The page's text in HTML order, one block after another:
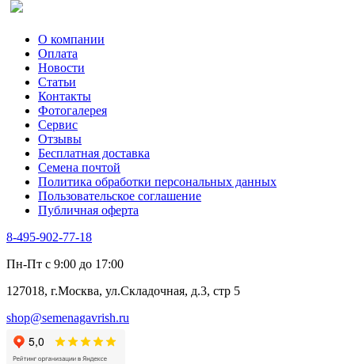
Тмин
Трава для чая
Туласи
Укроп
Фенхель пряный
Хризантема овощная
Цикорий пряный
Цикорий салатный (Витлуф)
Черемша
Шпинат
Щавель
Эндивий
Эстрагон
Алтей
Бессмертник
Валериана
Валерианелла
Гибискус лекарственный
Девясил
Душица
О компании
Оплата
Новости
Статьи
Контакты
Фотогалерея​
Сервис
Отзывы
Бесплатная доставка
Семена почтой
Политика обработки персональных данных
Пользовательское соглашение
Публичная оферта
8-495-902-77-18
Пн-Пт с 9:00 до 17:00
127018, г.Москва, ул.Складочная, д.3, стр 5
shop@semenagavrish.ru